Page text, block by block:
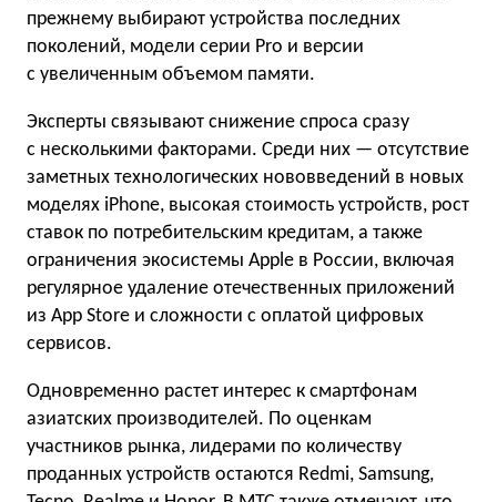
прежнему выбирают устройства последних
поколений, модели серии Pro и версии
с увеличенным объемом памяти.
Эксперты связывают снижение спроса сразу
с несколькими факторами. Среди них — отсутствие
заметных технологических нововведений в новых
моделях iPhone, высокая стоимость устройств, рост
ставок по потребительским кредитам, а также
ограничения экосистемы Apple в России, включая
регулярное удаление отечественных приложений
из App Store и сложности с оплатой цифровых
сервисов.
Одновременно растет интерес к смартфонам
азиатских производителей. По оценкам
участников рынка, лидерами по количеству
проданных устройств остаются Redmi, Samsung,